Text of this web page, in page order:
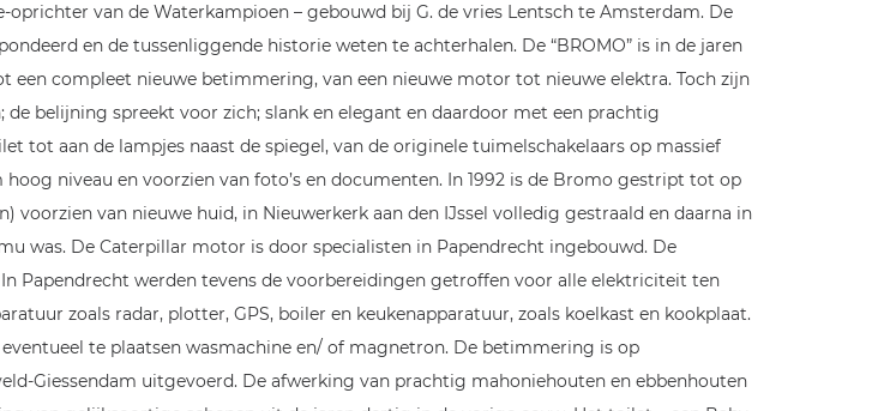
oprichter van de Waterkampioen – gebouwd bij G. de vries Lentsch te Amsterdam. De
en de tussenliggende historie weten te achterhalen. De “BROMO” is in de jaren
een compleet nieuwe betimmering, van een nieuwe motor tot nieuwe elektra. Toch zijn
belijning spreekt voor zich; slank en elegant en daardoor met een prachtig
tot aan de lampjes naast de spiegel, van de originele tuimelschakelaars op massief
niveau en voorzien van foto’s en documenten. In 1992 is de Bromo gestript tot op
voorzien van nieuwe huid, in Nieuwerkerk aan den IJssel volledig gestraald en daarna in
was. De Caterpillar motor is door specialisten in Papendrecht ingebouwd. De
Papendrecht werden tevens de voorbereidingen getroffen voor alle elektriciteit ten
zoals radar, plotter, GPS, boiler en keukenapparatuur, zoals koelkast en kookplaat.
te plaatsen wasmachine en/ of magnetron. De betimmering is op
Giessendam uitgevoerd. De afwerking van prachtig mahoniehouten en ebbenhouten